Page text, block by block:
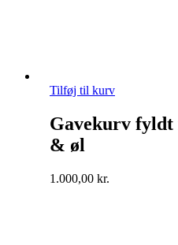
Tilføj til kurv
Gavekurv
& øl
1.000,00 kr.